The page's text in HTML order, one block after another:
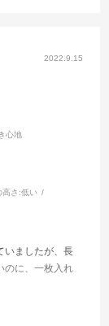
2022.9.15
心地
高さ:低い
いましたが、長
のに、一枚入れ
ぞれどのサイ